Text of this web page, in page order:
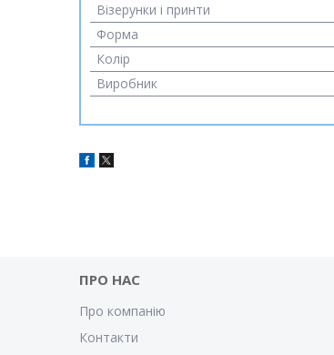
Візерунки і принти
Форма
Колір
Виробник
ПРО НАС
Про компанію
Контакти